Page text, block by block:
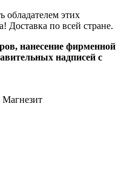
обладателем этих
Доставка по всей стране.
нанесение фирменной
надписей с
Магнезит